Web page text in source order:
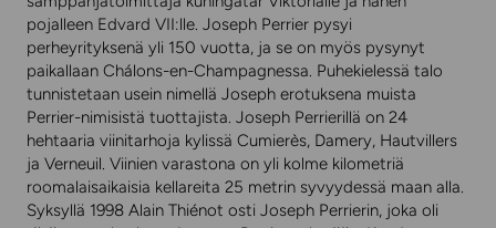
pojalleen Edvard VII:lle. Joseph Perrier pysyi
perheyrityksenä yli 150 vuotta, ja se on myös pysynyt
paikallaan Chálons-en-Champagnessa. Puhekielessä talo
tunnistetaan usein nimellä Joseph erotuksena muista
Perrier-nimisistä tuottajista. Joseph Perrierillä on 24
hehtaaria viinitarhoja kylissä Cumierès, Damery, Hautvillers
ja Verneuil. Viinien varastona on yli kolme kilometriä
roomalaisaikaisia kellareita 25 metrin syvyydessä maan alla.
Syksyllä 1998 Alain Thiénot osti Joseph Perrierin, joka oli